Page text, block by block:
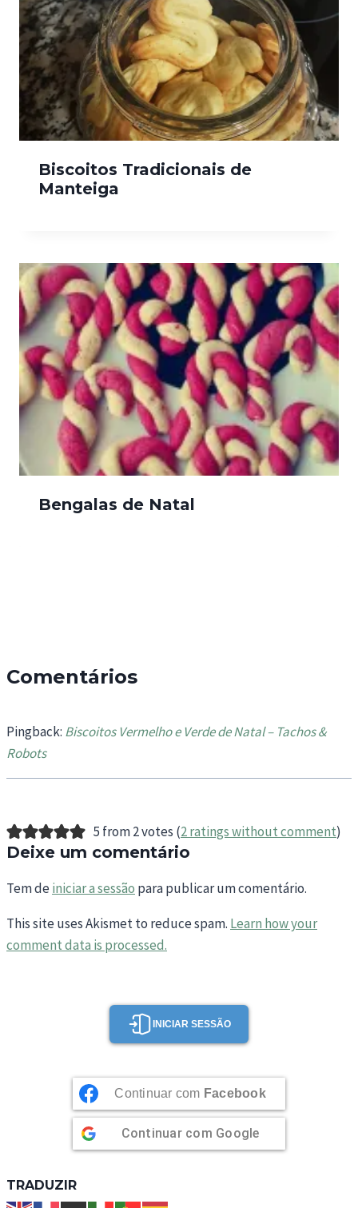
Biscoitos Tradicionais de
Manteiga
Bengalas de Natal
Comentários
Pingback: Biscoitos Vermelho e Verde de Natal – Tachos &
Robots
5 from 2 votes (2 ratings without comment)
Deixe um comentário
Tem deiniciar a sessão para publicar um comentário.
This site uses Akismet to reduce spam. Learn how your
comment data is processed.
INICIAR SESSÃO
Continuar com Facebook
Continuar com Google
TRADUZIR